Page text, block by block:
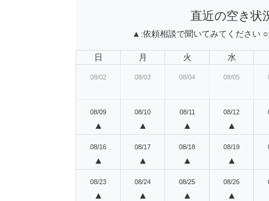
直近の空き状
▲:依頼相談で聞いてみてください ○:
日 月 火 水
08/02 08/03 08/04 08/05
08/09
▲
08/10
▲
08/11
▲
08/12
▲
08/16
▲
08/17
▲
08/18
▲
08/19
▲
08/23
▲
08/24
▲
08/25
▲
08/26
▲